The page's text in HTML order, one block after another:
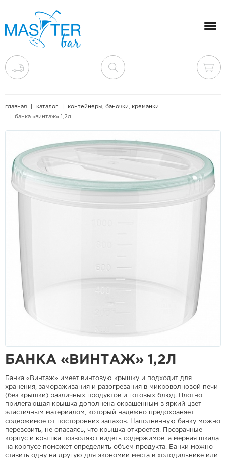
главная каталог
контейнеры, баночки, креманки
банка «винтаж» 1,2л
БАНКА «ВИНТАЖ» 1,2Л
Банка «Винтаж» имеет винтовую крышку и подходит для
хранения, замораживания и разогревания в микроволновой печи
(без крышки) различных продуктов и готовых блюд. Плотно
прилегающая крышка дополнена окрашенным в яркий цвет
эластичным материалом, который надежно предохраняет
содержимое от посторонних запахов. Наполненную банку можно
перевозить, не опасаясь, что крышка откроется. Прозрачные
корпус и крышка позволяют видеть содержимое, а мерная шкала
на корпусе поможет определить объем продукта. Банки можно
ставить одну на другую для экономии места в холодильнике или